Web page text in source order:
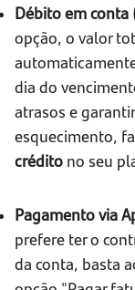
Débito em
opção, o valor
dia do
atrasos e
esquecimento,
crédito no seu
Pagamento via
prefere ter o
da conta, basta